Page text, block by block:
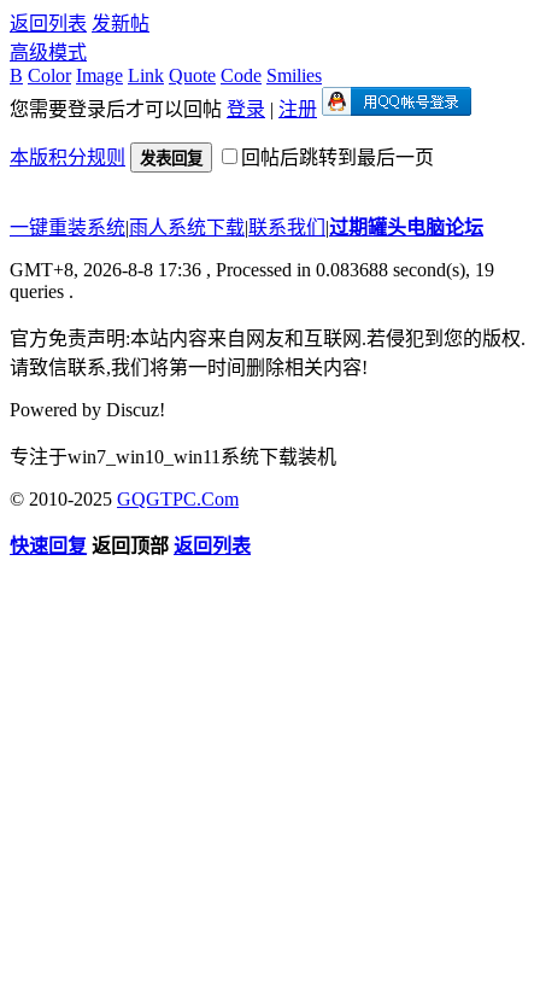
返回列表 发新帖
高级模式
B Color Image Link Quote Code Smilies
您需要登录后才可以回帖 登录 | 注册
本版积分规则 发表回复 回帖后跳转到最后一页
一键重装系统|雨人系统下载|联系我们 |过期罐头电脑论坛
GMT+8, 2026-8-8 17:36 , Processed in 0.083688 second(s), 19
queries .
官方免责声明:本站内容来自网友和互联网.若侵犯到您的版权.
请致信联系,我们将第一时间删除相关内容!
Powered by Discuz!
专注于win7_win10_win11系统下载装机
© 2010-2025 GQGTPC.Com
快速回复 返回顶部 返回列表